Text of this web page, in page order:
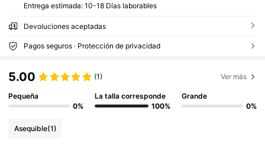
Entrega estimada: 10-18 Días laborables
Devoluciones aceptadas
Pagos seguros · Protección de privacidad
5.00 (1) Ver más
Pequeña
0%
La talla corresponde
100%
Grande
0%
Asequible(1)